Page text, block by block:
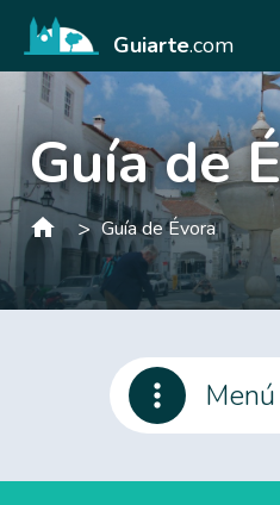
Guiarte.com
Guía de
> Guía de Évora